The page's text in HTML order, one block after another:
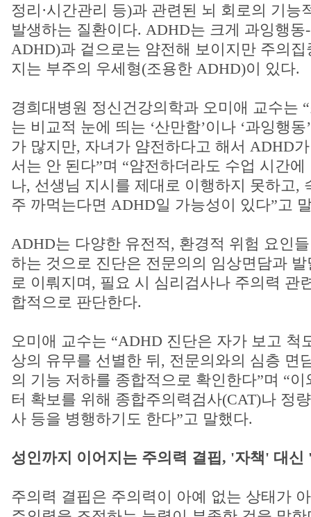
정리·시간관리 등)과 관련된 뇌 회로의 기능
발생하는 질환이다. ADHD는 크게 과잉행
ADHD)과 겉으로는 얌전해 보이지만 주의
지는 부주의 우세형(조용한 ADHD)이 있다.
경희대병원 정신건강의학과 오미애 교수는
는 비교적 눈에 띄는 ‘산만함’이나 ‘과잉행
가 많지만, 자녀가 얌전하다고 해서 ADHD
서는 안 된다”며 “얌전하더라도 수업 시간
나, 선생님 지시를 제대로 이행하지 못하고,
주 까먹는다면 ADHD일 가능성이 있다”고
ADHD는 다양한 유전적, 환경적 위험 요인
하는 것으로 진단은 전문의의 임상면담과
로 이뤄지며, 필요 시 심리검사나 주의력 관
합적으로 판단한다.
오미애 교수는 “ADHD 진단은 자가 보고 척
상의 유무를 선별한 뒤, 전문의와의 심층 면
의 기능 저하를 종합적으로 확인한다”며 “
터 확보를 위해 종합주의력검사(CAT)나 정
사 등을 병행하기도 한다”고 말했다.
성인까지 이어지는 주의력 결핍, '자책' 대신
주의력 결핍은 주의력이 아예 없는 상태가